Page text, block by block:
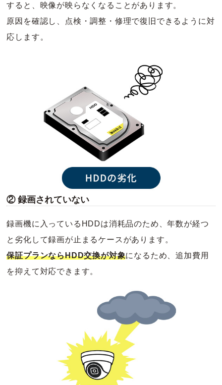
すると、映像が映らなくなることがあります。
原因を確認し、点検・調整・修理で復旧できるように対
応します。
② 録画されていない
録画機に入っているHDDは消耗品のため、年数が経つ
と劣化して録画が止まるケースがあります。
保証プランならHDD交換が対象になるため、追加費用
を抑えて対応できます。